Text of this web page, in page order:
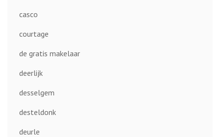
casco
courtage
de gratis makelaar
deerlijk
desselgem
desteldonk
deurle